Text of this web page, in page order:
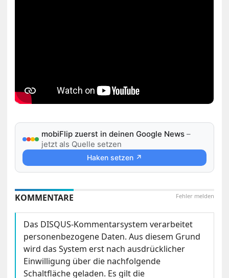
mobiFlip zuerst in deinen Google News –
jetzt als Quelle setzen
Haken setzen ↗
Fehler melden
KOMMENTARE
Das DISQUS-Kommentarsystem verarbeitet
personenbezogene Daten. Aus diesem Grund
wird das System erst nach ausdrücklicher
Einwilligung über die nachfolgende
Schaltfläche geladen. Es gilt die